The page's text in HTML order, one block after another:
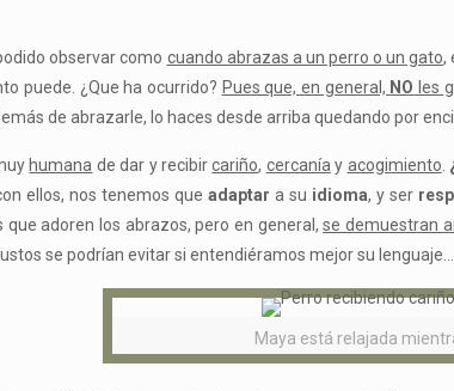
observar como cuando abrazas a un perro o un gato,
puede. ¿Que ha ocurrido? Pues que, en general, NO les
de abrazarle, lo haces desde arriba quedando por
humana de dar y recibircariño, cercanía y acogimiento
ellos, nos tenemos queadaptar a su idioma, y ser
que adoren los abrazos, pero en general,se demuestran
se podrían evitar si entendiéramos mejor su lenguaje…
Maya está relajada